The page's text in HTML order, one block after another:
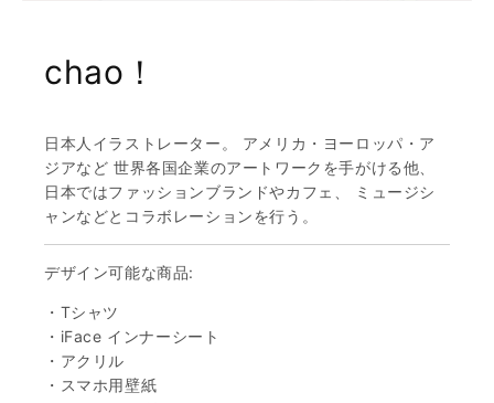
chao！
日本人イラストレーター。 アメリカ・ヨーロッパ・ア
ジアなど 世界各国企業のアートワークを手がける他、
日本ではファッションブランドやカフェ、 ミュージシ
ャンなどとコラボレーションを行う。
デザイン可能な商品:
・Tシャツ
・iFace インナーシート
・アクリル
・スマホ用壁紙